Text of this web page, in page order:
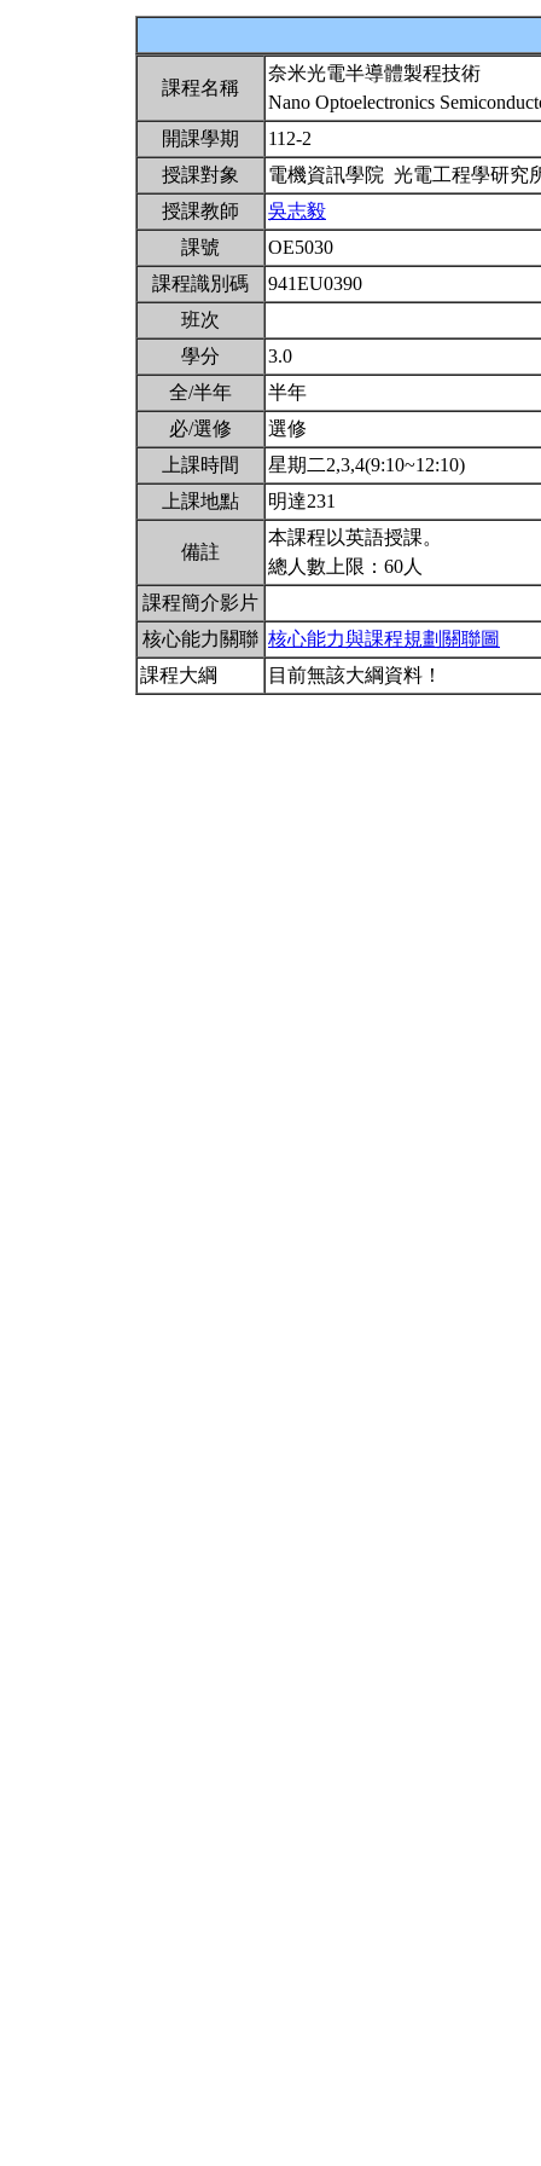
課程名稱
奈米光電半導體製程技術
Nano Optoelectronics
開課學期
112-2
授課對象
電機資訊學院 光電工程學研
授課教師
吳志毅
課號
OE5030
課程識別碼
941EU0390
班次
學分
3.0
全/半年
半年
必/選修
選修
上課時間
星期二2,3,4(9:10~12:10)
上課地點
明達231
備註
本課程以英語授課。
總人數上限：60人
課程簡介影片
核心能力關聯 核心能力與課程規劃關聯圖
課程大綱
目前無該大綱資料！